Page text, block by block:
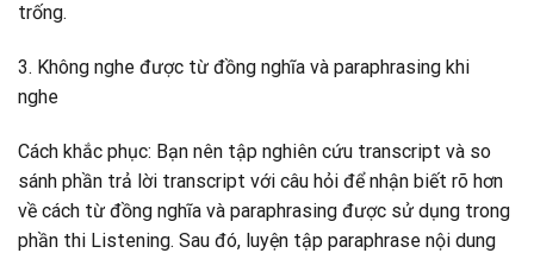
trống.
3. Không nghe được từ đồng nghĩa và paraphrasing khi
nghe
Cách khắc phục: Bạn nên tập nghiên cứu transcript và so
sánh phần trả lời transcript với câu hỏi để nhận biết rõ hơn
về cách từ đồng nghĩa và paraphrasing được sử dụng trong
phần thi Listening. Sau đó, luyện tập paraphrase nội dung